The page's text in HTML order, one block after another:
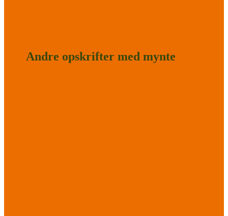
Andre opskrifter med mynte